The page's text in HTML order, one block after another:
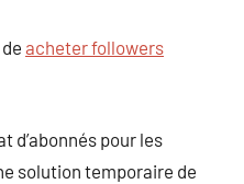
acheter followers
d’abonnés pour les
solution temporaire de